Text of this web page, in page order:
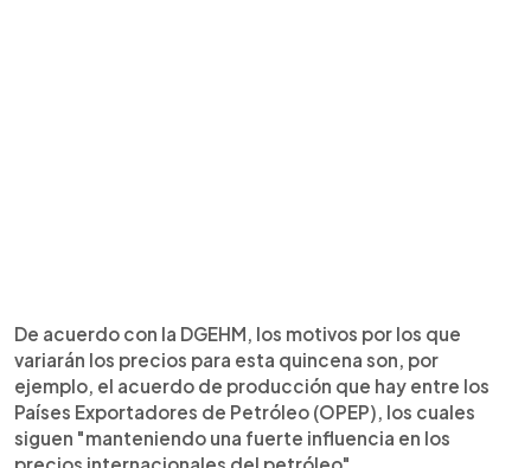
De acuerdo con la DGEHM, los motivos por los que
variarán los precios para esta quincena son, por
ejemplo, el acuerdo de producción que hay entre los
Países Exportadores de Petróleo (OPEP), los cuales
siguen "manteniendo una fuerte influencia en los